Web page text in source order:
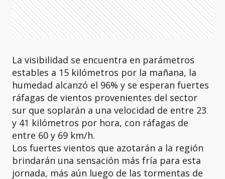
La visibilidad se encuentra en parámetros
estables a 15 kilómetros por la mañana, la
humedad alcanzó el 96% y se esperan fuertes
ráfagas de vientos provenientes del sector
sur que soplarán a una velocidad de entre 23
y 41 kilómetros por hora, con ráfagas de
entre 60 y 69 km/h.
Los fuertes vientos que azotarán a la región
brindarán una sensación más fría para esta
jornada, más aún luego de las tormentas de